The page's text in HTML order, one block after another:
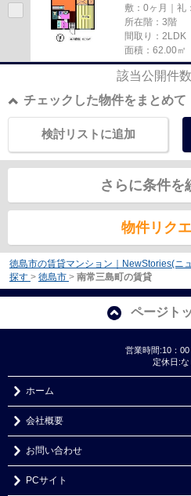
敷：0ヶ月｜礼
所在階：3階
間取り：2LDK
面積：62.00㎡
該当公開件数
チェックした物件をまとめて
検討リストに追加
さらに条件を
物件リク
徳島市の賃貸マンション｜NewStories(ニ
探す > 徳島市 > 南常三島町の賃貸
ページト
営業時間:10：
定休日:な
ホーム
会社概要
お問い合わせ
PCサイト